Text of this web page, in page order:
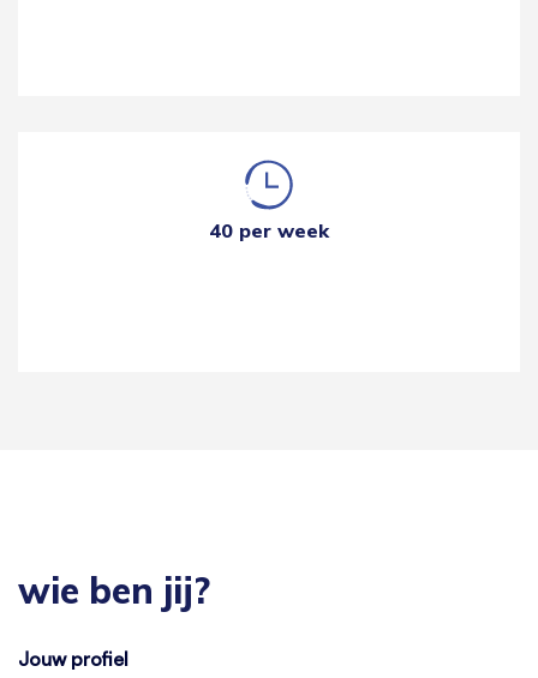
40 per week
wie ben jij?
Jouw profiel